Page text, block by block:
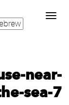
Toggle
navigation
near-
sea-7